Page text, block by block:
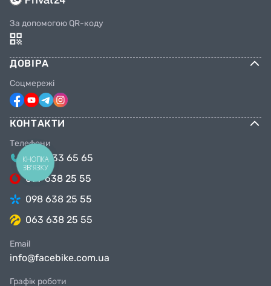
За допомогою QR-коду
ДОВІРА
Соцмережі
КОНТАКТИ
Телефони
044 333 65 65
099 638 25 55
098 638 25 55
063 638 25 55
Email
info@facebike.com.ua
Графік роботи
КНОПКА
ЗВ'ЯЗКУ